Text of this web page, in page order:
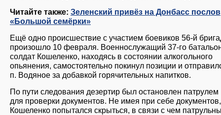
Читайте также: Зеленский привёз на Донбасс послов
«Большой семёрки»
Ещё одно происшествие с участием боевиков 56-й
произошло 10 февраля. Военнослужащий 37-го
солдат Кошеленко, находясь в состоянии алкогольного
опьянения, самостоятельно покинул позиции и
п. Водяное за добавкой горячительных напитков.
По пути следования дезертир был остановлен
для проверки документов. Не имея при себе документов,
Кошеленко попытался скрыться, в связи с чем